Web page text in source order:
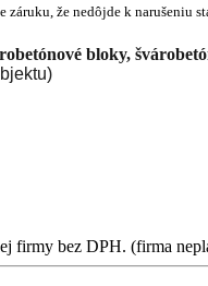
že nedôjde k narušeniu
bloky,
firmy bez DPH. (firma